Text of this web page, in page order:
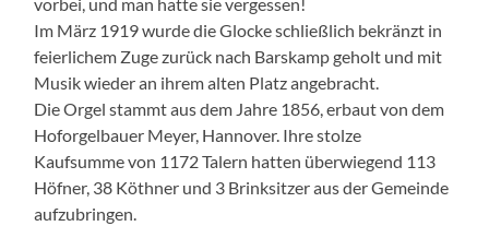
Im März 1919 wurde die Glocke schließlich bekränzt in
feierlichem Zuge zurück nach Barskamp geholt und mit
Musik wieder an ihrem alten Platz angebracht.
Die Orgel stammt aus dem Jahre 1856, erbaut von dem
Hoforgelbauer Meyer, Hannover. Ihre stolze
Kaufsumme von 1172 Talern hatten überwiegend 113
Höfner, 38 Köthner und 3 Brinksitzer aus der Gemeinde
aufzubringen.